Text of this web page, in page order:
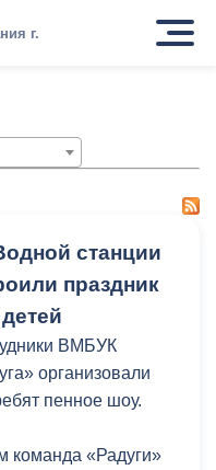
г.
станции
праздник
ВМБУК
организовали
пенное шоу.
команда «Радуги»